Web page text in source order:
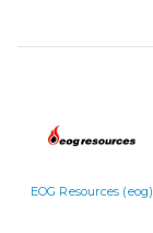
EOG Resources (eog)